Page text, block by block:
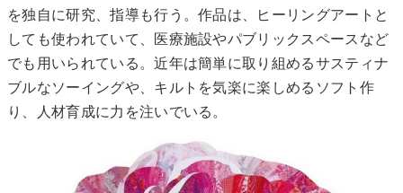
を独自に研究、指導も行う。作品は、ヒーリングアートと
しても使われていて、医療施設やパブリックスペースなど
でも用いられている。近年は簡単に取り組めるサスティナ
ブルなソーイングや、キルトを気楽に楽しめるソフト作
り、人材育成に力を注いでいる。